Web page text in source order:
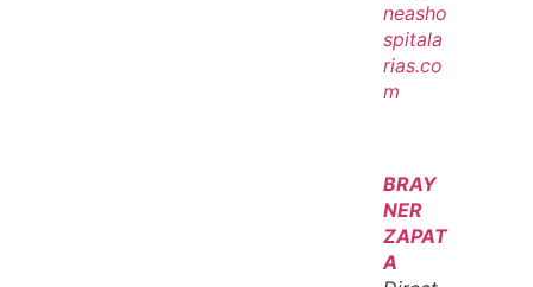
neasho
spitala
rias.co
m
BRAY
NER
ZAPAT
A